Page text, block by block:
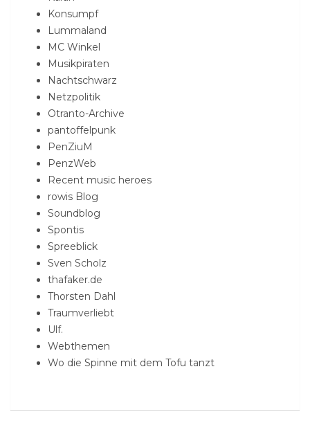
Konsumpf
Lummaland
MC Winkel
Musikpiraten
Nachtschwarz
Netzpolitik
Otranto-Archive
pantoffelpunk
PenZiuM
PenzWeb
Recent music heroes
rowis Blog
Soundblog
Spontis
Spreeblick
Sven Scholz
thafaker.de
Thorsten Dahl
Traumverliebt
Ulf.
Webthemen
Wo die Spinne mit dem Tofu tanzt